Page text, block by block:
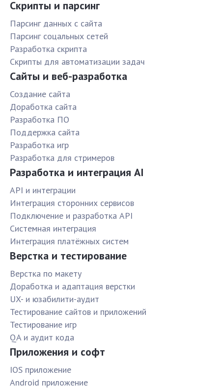
Скрипты и парсинг
Парсинг данных с сайта
Парсинг соцальных сетей
Разработка скрипта
Скрипты для автоматизации задач
Сайты и веб-разработка
Создание сайта
Доработка сайта
Разработка ПО
Поддержка сайта
Разработка игр
Разработка для стримеров
Разработка и интеграция AI
API и интеграции
Интеграция сторонних сервисов
Подключение и разработка API
Системная интеграция
Интеграция платёжных систем
Верстка и тестирование
Верстка по макету
Доработка и адаптация верстки
UX- и юзабилити-аудит
Тестирование сайтов и приложений
Тестирование игр
QA и аудит кода
Приложения и софт
IOS приложение
Android приложение